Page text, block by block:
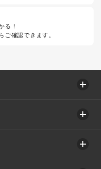
る！
ご確認できます。